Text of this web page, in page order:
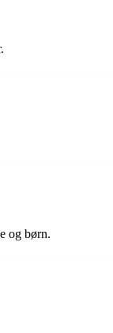
og børn.